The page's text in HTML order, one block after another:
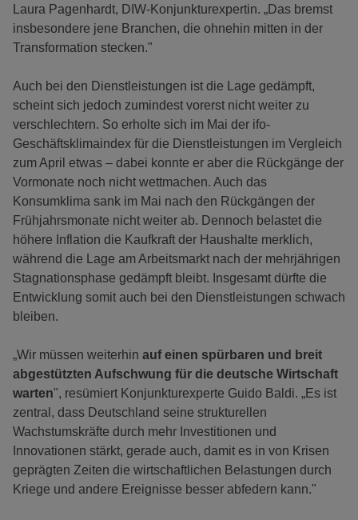
Laura Pagenhardt, DIW-Konjunkturexpertin. „Das bremst
insbesondere jene Branchen, die ohnehin mitten in der
Transformation stecken."
Auch bei den Dienstleistungen ist die Lage gedämpft,
scheint sich jedoch zumindest vorerst nicht weiter zu
verschlechtern. So erholte sich im Mai der ifo-
Geschäftsklimaindex für die Dienstleistungen im Vergleich
zum April etwas – dabei konnte er aber die Rückgänge der
Vormonate noch nicht wettmachen. Auch das
Konsumklima sank im Mai nach den Rückgängen der
Frühjahrsmonate nicht weiter ab. Dennoch belastet die
höhere Inflation die Kaufkraft der Haushalte merklich,
während die Lage am Arbeitsmarkt nach der mehrjährigen
Stagnationsphase gedämpft bleibt. Insgesamt dürfte die
Entwicklung somit auch bei den Dienstleistungen schwach
bleiben.
„Wir müssen weiterhin auf einen spürbaren und breit
abgestützten Aufschwung für die deutsche Wirtschaft
warten", resümiert Konjunkturexperte Guido Baldi. „Es ist
zentral, dass Deutschland seine strukturellen
Wachstumskräfte durch mehr Investitionen und
Innovationen stärkt, gerade auch, damit es in von Krisen
geprägten Zeiten die wirtschaftlichen Belastungen durch
Kriege und andere Ereignisse besser abfedern kann."